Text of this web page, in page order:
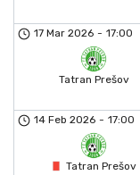
17 Mar 2026 - 17:00
Tatran Prešov
14 Feb 2026 - 17:00
Tatran Prešov